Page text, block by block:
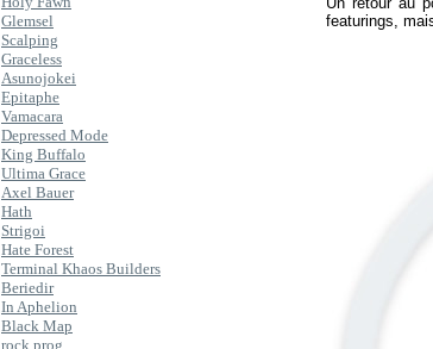
Glemsel
Scalping
Graceless
Asunojokei
Epitaphe
Vamacara
Depressed Mode
King Buffalo
Ultima Grace
Axel Bauer
Hath
Strigoi
Hate Forest
Terminal Khaos Builders
Beriedir
In Aphelion
Black Map
rock prog
featurings,